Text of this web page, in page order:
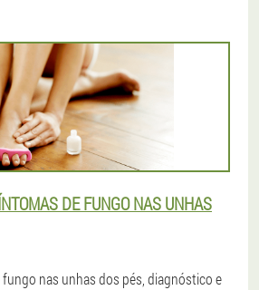
DE FUNGO NAS UNHAS
nas unhas dos pés, diagnóstico e